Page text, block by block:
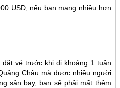
USD, nếu bạn mang nhiều hơn
vé trước khi đi khoảng 1 tuần
Châu mà được nhiều người
sân bay, bạn sẽ phải mất thêm